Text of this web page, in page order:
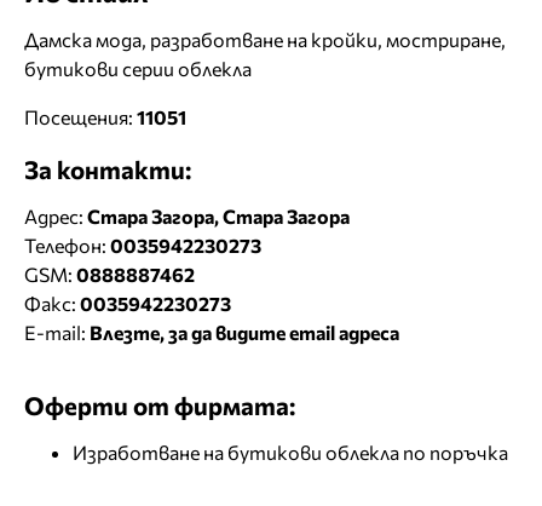
Дамска мода, разработване на кройки, мостриране,
бутикови серии облекла
Посещения: 11051
За контакти:
Адрес: Стара Загора, Стара Загора
Телефон: 0035942230273
GSM: 0888887462
Факс: 0035942230273
E-mail: Влезте, за да видите email адреса
Оферти от фирмата:
Изработване на бутикови облекла по поръчка